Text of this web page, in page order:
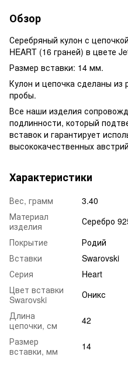
Обзор
Серебряный кулон с
HEART (16 граней) в цвете
Размер вставки: 14 мм.
Кулон и цепочка сделаны из
пробы.
Все наши изделия
подлинности, который
вставок и гарантирует
высококачественных
Характеристики
Вес, грамм
3.40
Материал
изделия
Серебро
Покрытие
Родий
Вставки
Swarovski
Серия
Heart
Цвет вставки
Swarovski
Оникс
Длина
цепочки, см
42
Размер
вставки, мм
14